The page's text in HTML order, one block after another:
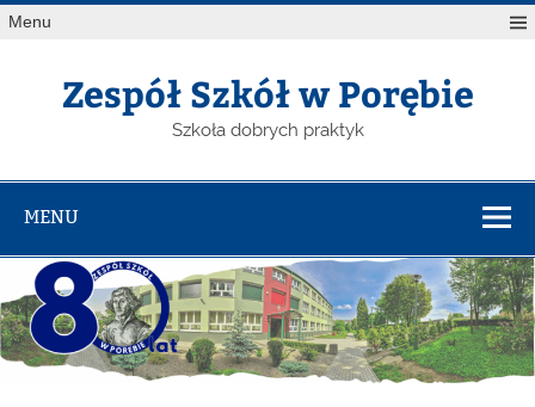
Menu
Zespół Szkół w Porębie
Szkoła dobrych praktyk
MENU